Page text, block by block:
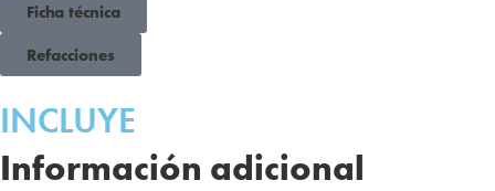
Ficha técnica
Refacciones
INCLUYE
Información adicional